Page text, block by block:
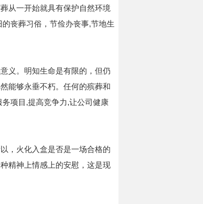
从一开始就具有保护自然环境
丧葬习俗，节俭办丧事,节地生
义。明知生命是有限的，但仍
能够永垂不朽。任何的殡葬和
项目,提高竞争力,让公司健康
，火化入盒是否是一场合格的
精神上情感上的安慰，这是现